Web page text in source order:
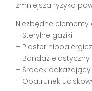
zmniejsza ryzyko
Niezbędne elementy
– Sterylne gaziki
– Plaster
– Bandaż elastyczny
– Środek odkażający
– Opatrunek